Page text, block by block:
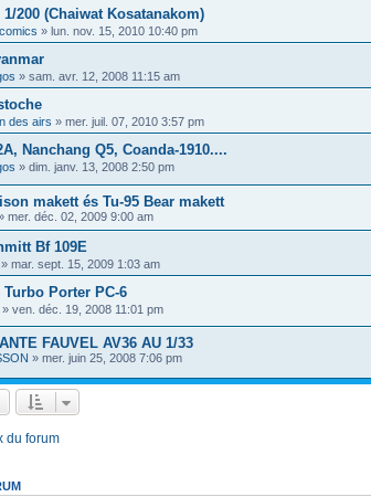
1/200 (Chaiwat Kosatanakom)
» lun. nov. 15, 2010 10:40 pm
» sam. avr. 12, 2008 11:15 am
des airs » mer. juil. 07, 2010 3:57 pm
Nanchang Q5, Coanda-1910....
» dim. janv. 13, 2008 2:50 pm
makett és Tu-95 Bear makett
mer. déc. 02, 2009 9:00 am
Bf 109E
» mar. sept. 15, 2009 1:03 am
Porter PC-6
» ven. déc. 19, 2008 11:01 pm
FAUVEL AV36 AU 1/33
» mer. juin 25, 2008 7:06 pm
du forum